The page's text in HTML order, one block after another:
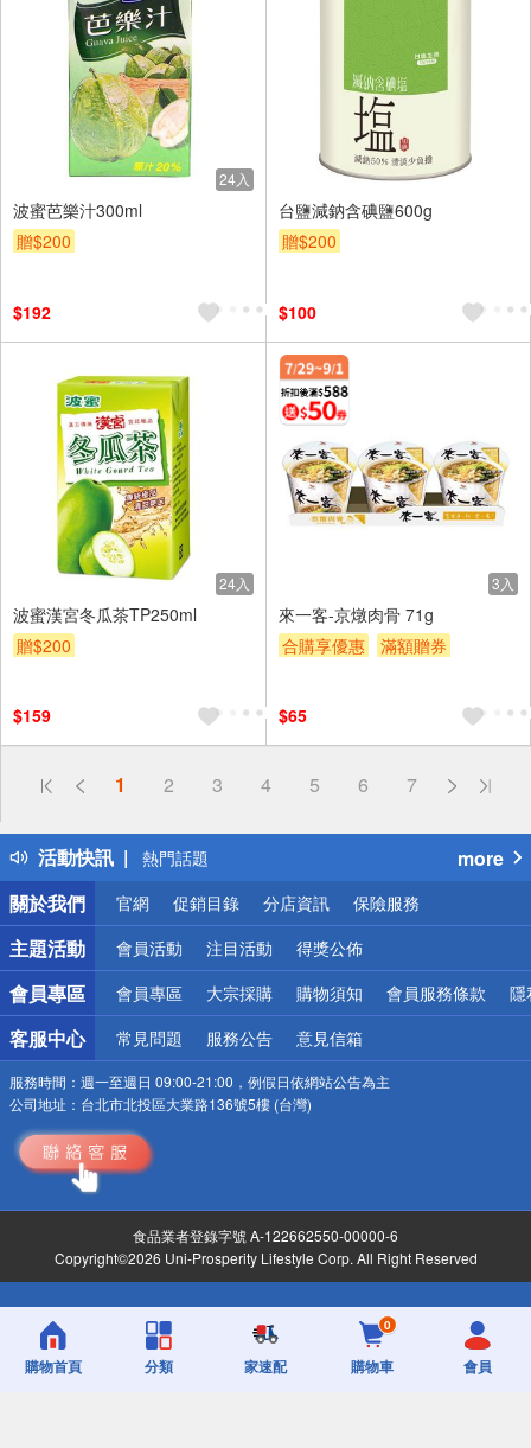
24入
波蜜芭樂汁300ml
贈$200
$192
台鹽減鈉含碘鹽600g
贈$200
$100
24入
波蜜漢宮冬瓜茶TP250ml
贈$200
$159
3入
來一客-京燉肉骨 71g
合購享優惠
滿額贈券
$65
1 2 3 4 5 6 7
活動快訊
偏遠地區配送
得獎公告
熱門話題
銀行優惠
偏遠地區配送
詐騙網頁！請小心！
more
關於我們
官網 促銷目錄 分店資訊 保險服務
主題活動 會員活動 注目活動 得獎公佈
會員專區 會員專區 大宗採購 購物須知 會員服務條款 隱
客服中心 常見問題 服務公告 意見信箱
服務時間： 週一至週日 09:00-21:00，例假日依網站公告為主
公司地址： 台北市北投區大業路136號5樓 (台灣)
食品業者登錄字號 A-122662550-00000-6
Copyright©2026 Uni-Prosperity Lifestyle Corp. All Right Reserved
購物首頁 分類 家速配
0
購物車 會員